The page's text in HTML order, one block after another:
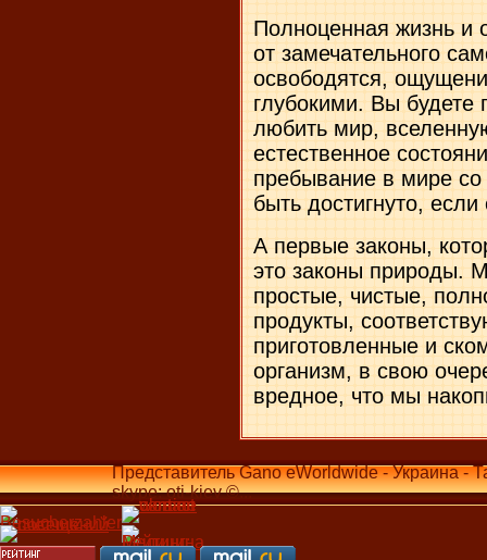
Полноценная жизнь и
от замечательного
освободятся,
глубокими. Вы будете
любить мир,
естественное
пребывание в мире
быть достигнуто,
А первые законы,
это законы природы.
простые, чистые,
продукты,
приготовленные и
организм, в свою
вредное, что мы
Представитель Gano eWorldwide - Украина -
skype: oti-kiev ©...